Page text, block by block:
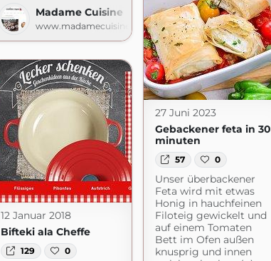
Madame Cuisine
www.madamecuisine.de
27 Juni 2023
Gebackener feta in 30
minuten
57 0
Unser überbackener
Feta wird mit etwas
Honig in hauchfeinen
Filoteig gewickelt und
auf einem Tomaten
Bett im Ofen außen
knusprig und innen
12 Januar 2018
Bifteki ala Cheffe
129 0